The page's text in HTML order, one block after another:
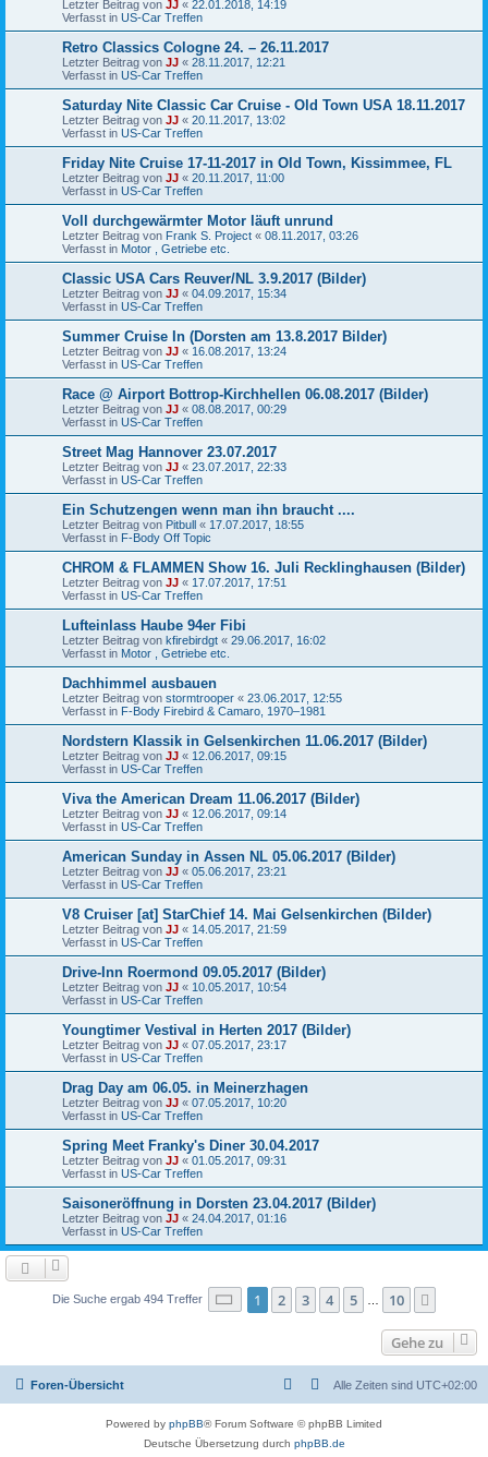
Letzter Beitrag von JJ « 22.01.2018, 14:19
Verfasst in US-Car Treffen
Retro Classics Cologne 24. – 26.11.2017
Letzter Beitrag von JJ « 28.11.2017, 12:21
Verfasst in US-Car Treffen
Saturday Nite Classic Car Cruise - Old Town USA 18.11.2017
Letzter Beitrag von JJ « 20.11.2017, 13:02
Verfasst in US-Car Treffen
Friday Nite Cruise 17-11-2017 in Old Town, Kissimmee, FL
Letzter Beitrag von JJ « 20.11.2017, 11:00
Verfasst in US-Car Treffen
Voll durchgewärmter Motor läuft unrund
Letzter Beitrag von Frank S. Project « 08.11.2017, 03:26
Verfasst in Motor , Getriebe etc.
Classic USA Cars Reuver/NL 3.9.2017 (Bilder)
Letzter Beitrag von JJ « 04.09.2017, 15:34
Verfasst in US-Car Treffen
Summer Cruise In (Dorsten am 13.8.2017 Bilder)
Letzter Beitrag von JJ « 16.08.2017, 13:24
Verfasst in US-Car Treffen
Race @ Airport Bottrop-Kirchhellen 06.08.2017 (Bilder)
Letzter Beitrag von JJ « 08.08.2017, 00:29
Verfasst in US-Car Treffen
Street Mag Hannover 23.07.2017
Letzter Beitrag von JJ « 23.07.2017, 22:33
Verfasst in US-Car Treffen
Ein Schutzengen wenn man ihn braucht ....
Letzter Beitrag von Pitbull « 17.07.2017, 18:55
Verfasst in F-Body Off Topic
CHROM & FLAMMEN Show 16. Juli Recklinghausen (Bilder)
Letzter Beitrag von JJ « 17.07.2017, 17:51
Verfasst in US-Car Treffen
Lufteinlass Haube 94er Fibi
Letzter Beitrag von kfirebirdgt « 29.06.2017, 16:02
Verfasst in Motor , Getriebe etc.
Dachhimmel ausbauen
Letzter Beitrag von stormtrooper « 23.06.2017, 12:55
Verfasst in F-Body Firebird & Camaro, 1970–1981
Nordstern Klassik in Gelsenkirchen 11.06.2017 (Bilder)
Letzter Beitrag von JJ « 12.06.2017, 09:15
Verfasst in US-Car Treffen
Viva the American Dream 11.06.2017 (Bilder)
Letzter Beitrag von JJ « 12.06.2017, 09:14
Verfasst in US-Car Treffen
American Sunday in Assen NL 05.06.2017 (Bilder)
Letzter Beitrag von JJ « 05.06.2017, 23:21
Verfasst in US-Car Treffen
V8 Cruiser [at] StarChief 14. Mai Gelsenkirchen (Bilder)
Letzter Beitrag von JJ « 14.05.2017, 21:59
Verfasst in US-Car Treffen
Drive-Inn Roermond 09.05.2017 (Bilder)
Letzter Beitrag von JJ « 10.05.2017, 10:54
Verfasst in US-Car Treffen
Youngtimer Vestival in Herten 2017 (Bilder)
Letzter Beitrag von JJ « 07.05.2017, 23:17
Verfasst in US-Car Treffen
Drag Day am 06.05. in Meinerzhagen
Letzter Beitrag von JJ « 07.05.2017, 10:20
Verfasst in US-Car Treffen
Spring Meet Franky's Diner 30.04.2017
Letzter Beitrag von JJ « 01.05.2017, 09:31
Verfasst in US-Car Treffen
Saisoneröffnung in Dorsten 23.04.2017 (Bilder)
Letzter Beitrag von JJ « 24.04.2017, 01:16
Verfasst in US-Car Treffen
Die Suche ergab 494 Treffer Seite 1von 10
1 2 3 4 5 10
Gehe zu
Foren-Übersicht Alle Zeiten sind UTC+02:00
Powered by phpBB® Forum Software © phpBB Limited
Deutsche Übersetzung durch phpBB.de